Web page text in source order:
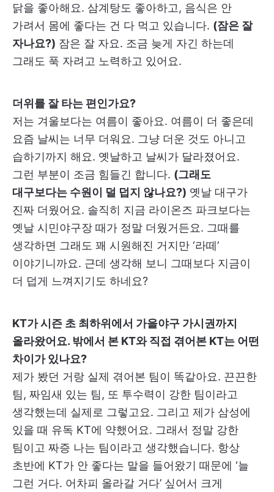
닭을 좋아해요. 삼계탕도 좋아하고, 음식은 안
가려서 몸에 좋다는 건 다 먹고 있습니다. (잠은 잘
자나요?) 잠은 잘 자요. 조금 늦게 자긴 하는데
그래도 푹 자려고 노력하고 있어요.
더위를 잘 타는 편인가요?
저는 겨울보다는 여름이 좋아요. 여름이 더 좋은데
요즘 날씨는 너무 더워요. 그냥 더운 것도 아니고
습하기까지 해요. 옛날하고 날씨가 달라졌어요.
그런 부분이 조금 힘들긴 합니다. (그래도
대구보다는 수원이 덜 덥지 않나요?) 옛날 대구가
진짜 더웠어요. 솔직히 지금 라이온즈 파크보다는
옛날 시민야구장 때가 정말 더웠거든요. 그때를
생각하면 그래도 꽤 시원해진 거지만 ‘라떼’
이야기니까요. 근데 생각해 보니 그때보다 지금이
더 덥게 느껴지기도 하네요?
KT가 시즌 초 최하위에서 가을야구 가시권까지
올라왔어요. 밖에서 본 KT와 직접 겪어본 KT는 어떤
차이가 있나요?
제가 봤던 거랑 실제 겪어본 팀이 똑같아요. 끈끈한
팀, 짜임새 있는 팀, 또 투수력이 강한 팀이라고
생각했는데 실제로 그렇고요. 그리고 제가 삼성에
있을 때 유독 KT에 약했어요. 그래서 정말 강한
팀이고 짜증 나는 팀이라고 생각했습니다. 항상
초반에 KT가 안 좋다는 말을 들어왔기 때문에 ‘늘
그런 거다. 어차피 올라갈 거다’ 싶어서 크게